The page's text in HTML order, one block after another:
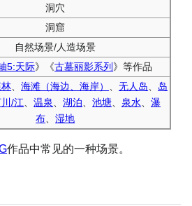
洞穴
洞窟
自然场景/人造场景
5:天际》《古墓丽影系列 》等作品
、海滩（海边、海岸） 、无人岛、 岛
/江、温泉、湖泊、池塘、 泉水、瀑
布、湿地
作品中常见的一种场景。